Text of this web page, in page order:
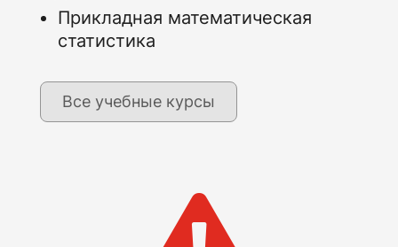
Прикладная математическая
статистика
Все учебные курсы